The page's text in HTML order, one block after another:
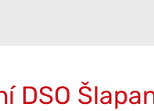
DSO